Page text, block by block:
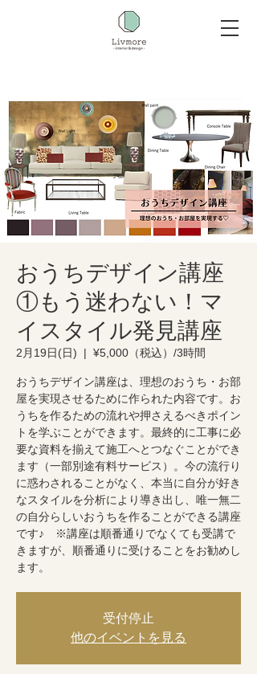
おうちデザイン講座
①もう迷わない！マ
イスタイル発見講座
2月19日(日)
  |
¥5,000（税込）/3時間
おうちデザイン講座は、理想のおうち・お部
屋を実現させるために作られた内容です。お
うちを作るための流れや押さえるべきポイン
トを学ぶことができます。最終的に工事に必
要な資料を揃えて施工へとつなぐことができ
ます（一部別途有料サービス）。今の流行り
に惑わされることがなく、本当に自分が好き
なスタイルを分析により導き出し、唯一無二
の自分らしいおうちを作ることができる講座
です♪ ※講座は順番通りでなくても受講で
きますが、順番通りに受けることをお勧めし
ます。
受付停止
他のイベントを見る